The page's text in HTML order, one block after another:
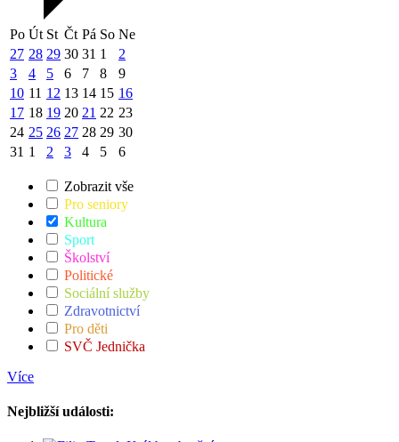
Po Út St Čt Pá So Ne
27 28 29 30 31 1
2
3
4 5 6 7 8
9
10 11 12 13 14 15 16
17 18 19 20 21 22 23
24 25 26 27 28 29 30
31 1 2 3 4 5 6
Zobrazit vše
Pro seniory
Kultura
Sport
Školství
Politické
Sociální služby
Zdravotnictví
Pro děti
SVČ Jednička
Více
Nejbližší události: